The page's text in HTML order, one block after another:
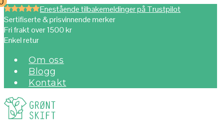
Enestående tilbakemeldinger på Trustpilot
Sertifiserte & prisvinnende merker
Fri frakt over 1500 kr
Enkel retur
Om oss
Blogg
Kontakt